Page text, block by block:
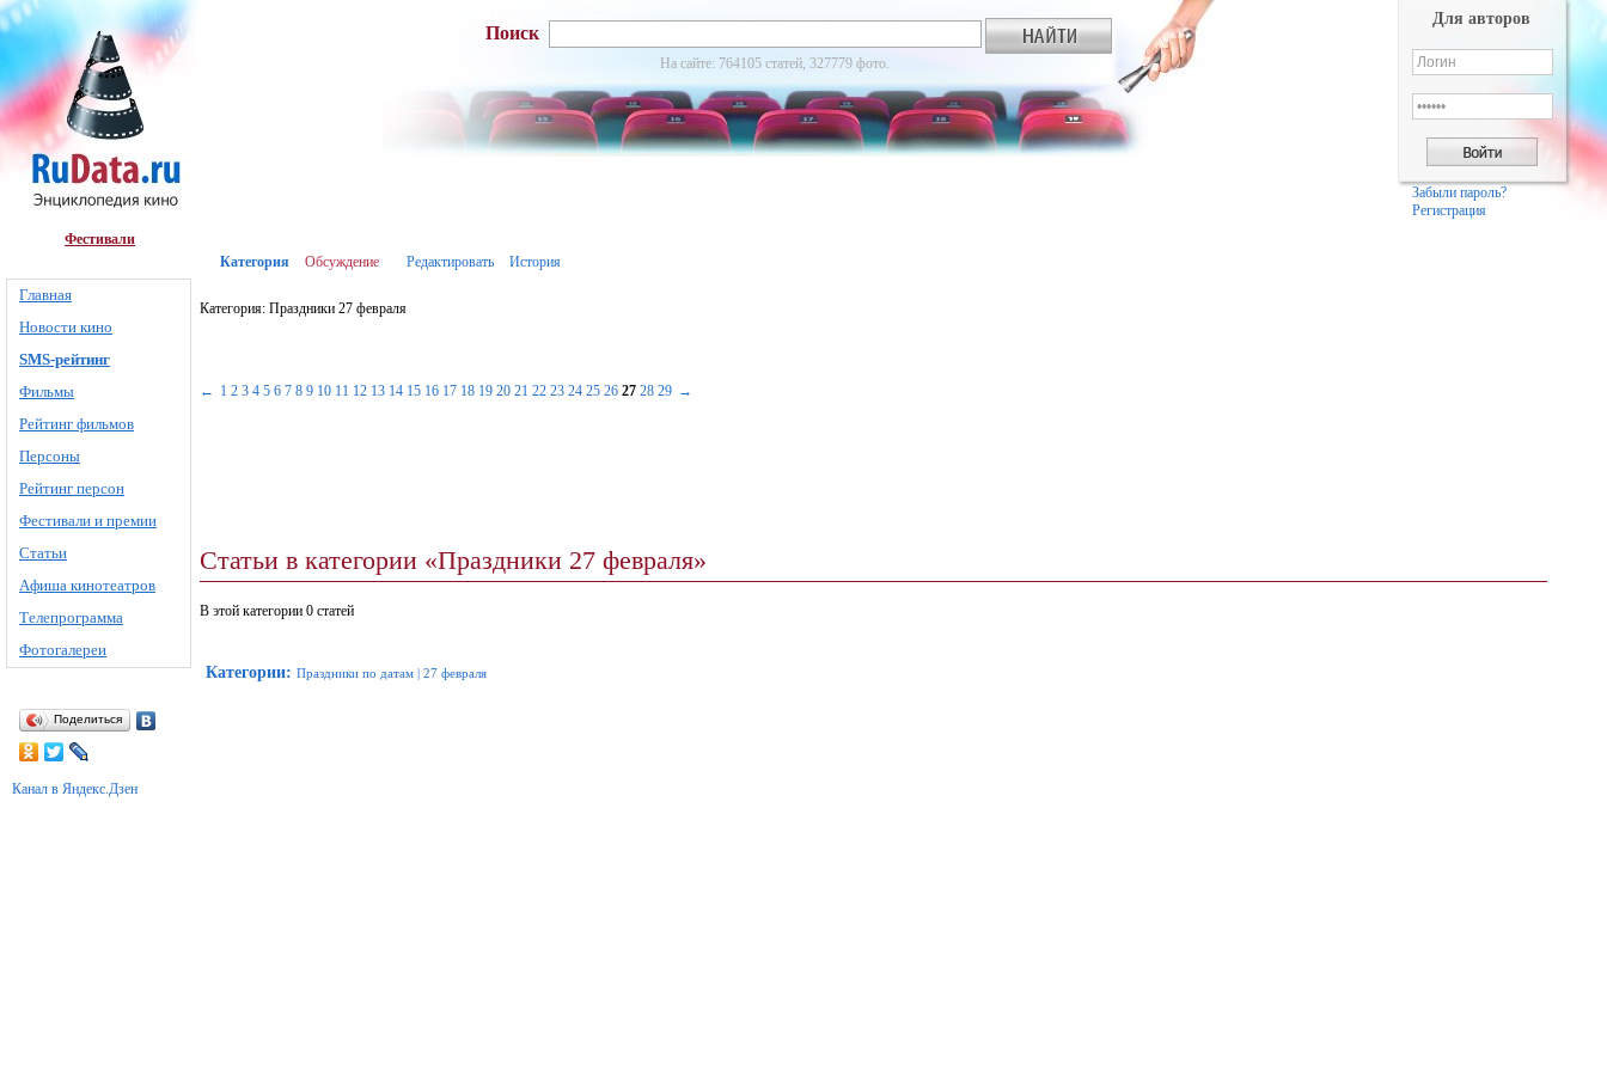
Фестивали
Главная
Новости кино
SMS-рейтинг
Фильмы
Рейтинг фильмов
Персоны
Рейтинг персон
Фестивали и премии
Статьи
Афиша кинотеатров
Телепрограмма
Фотогалереи
Поделиться
Канал в Яндекс.Дзен
Поиск
На сайте: 764105 статей, 327779 фото.
Для авторов
Забыли пароль?
Регистрация
Категория Обсуждение Редактировать История
Категория: Праздники 27 февраля
← 1 2 3 4 5 6 7 8 9 10 11 12 13 14 15 16 17 18 19 20 21 22 23 24 25 26 27 28 29 →
Статьи в категории «Праздники 27 февраля»
В этой категории 0 статей
Категории: Праздники по датам | 27 февраля